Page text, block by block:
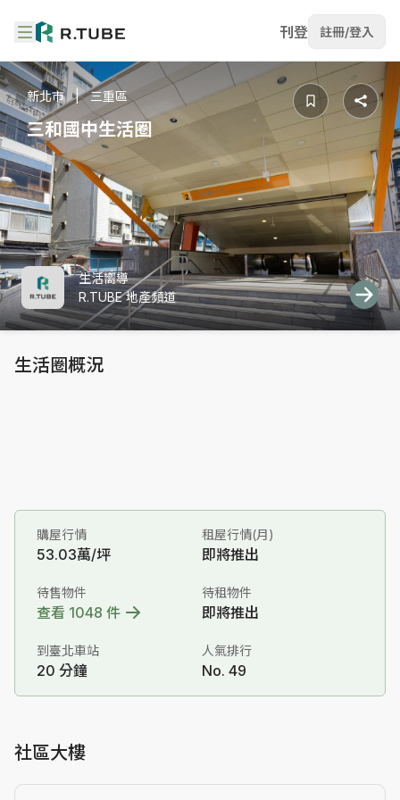
刊登 註冊/登入
新北市 三重區
三和國中生活圈
生活嚮導
R.TUBE 地產頻道
生活圈概況
購屋行情
53.03萬/坪
待售物件
查看 1048 件
到臺北車站
20 分鐘
租屋行情(月)
即將推出
待租物件
即將推出
人氣排行
No. 49
社區大樓